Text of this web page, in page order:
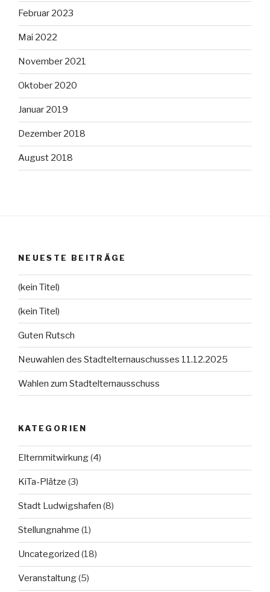
Februar 2023
Mai 2022
November 2021
Oktober 2020
Januar 2019
Dezember 2018
August 2018
NEUESTE BEITRÄGE
(kein Titel)
(kein Titel)
Guten Rutsch
Neuwahlen des Stadtelternauschusses 11.12.2025
Wahlen zum Stadtelternausschuss
KATEGORIEN
Elternmitwirkung(4)
KiTa-Plätze (3)
Stadt Ludwigshafen (8)
Stellungnahme (1)
Uncategorized (18)
Veranstaltung(5)